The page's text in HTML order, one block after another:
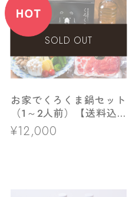
SOLD OUT
お家でくろくま鍋セット
（1～2人前）【送料込
み】
¥12,000